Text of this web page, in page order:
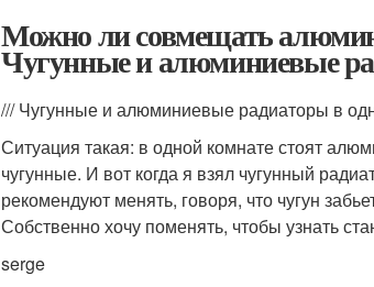
Можно ли совмещать
Чугунные и алюминиевые
/// Чугунные и алюминиевые радиаторы в
Ситуация такая: в одной комнате стоят
чугунные. И вот когда я взял чугунный
рекомендуют менять, говоря, что чугун
Собственно хочу поменять, чтобы узнать
serge